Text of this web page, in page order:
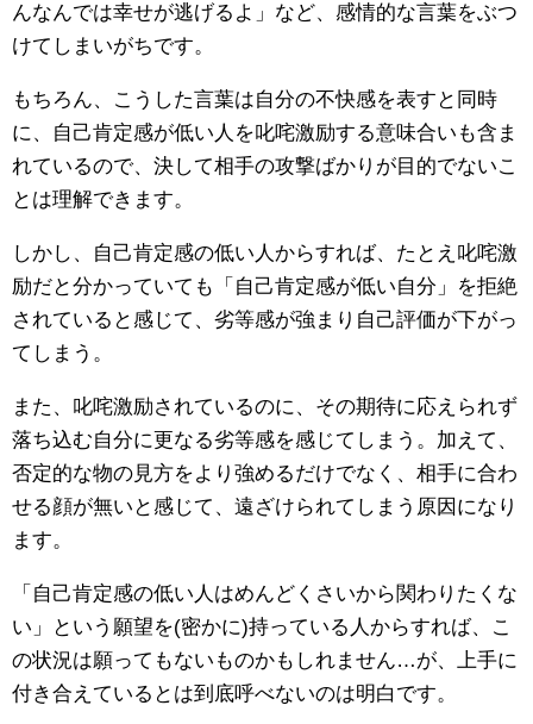
んなんでは幸せが逃げるよ」など、感情的な言葉をぶつ
けてしまいがちです。
もちろん、こうした言葉は自分の不快感を表すと同時
に、自己肯定感が低い人を叱咤激励する意味合いも含ま
れているので、決して相手の攻撃ばかりが目的でないこ
とは理解できます。
しかし、自己肯定感の低い人からすれば、たとえ叱咤激
励だと分かっていても「自己肯定感が低い自分」を拒絶
されていると感じて、劣等感が強まり自己評価が下がっ
てしまう。
また、叱咤激励されているのに、その期待に応えられず
落ち込む自分に更なる劣等感を感じてしまう。加えて、
否定的な物の見方をより強めるだけでなく、相手に合わ
せる顔が無いと感じて、遠ざけられてしまう原因になり
ます。
「自己肯定感の低い人はめんどくさいから関わりたくな
い」という願望を(密かに)持っている人からすれば、こ
の状況は願ってもないものかもしれません…が、上手に
付き合えているとは到底呼べないのは明白です。